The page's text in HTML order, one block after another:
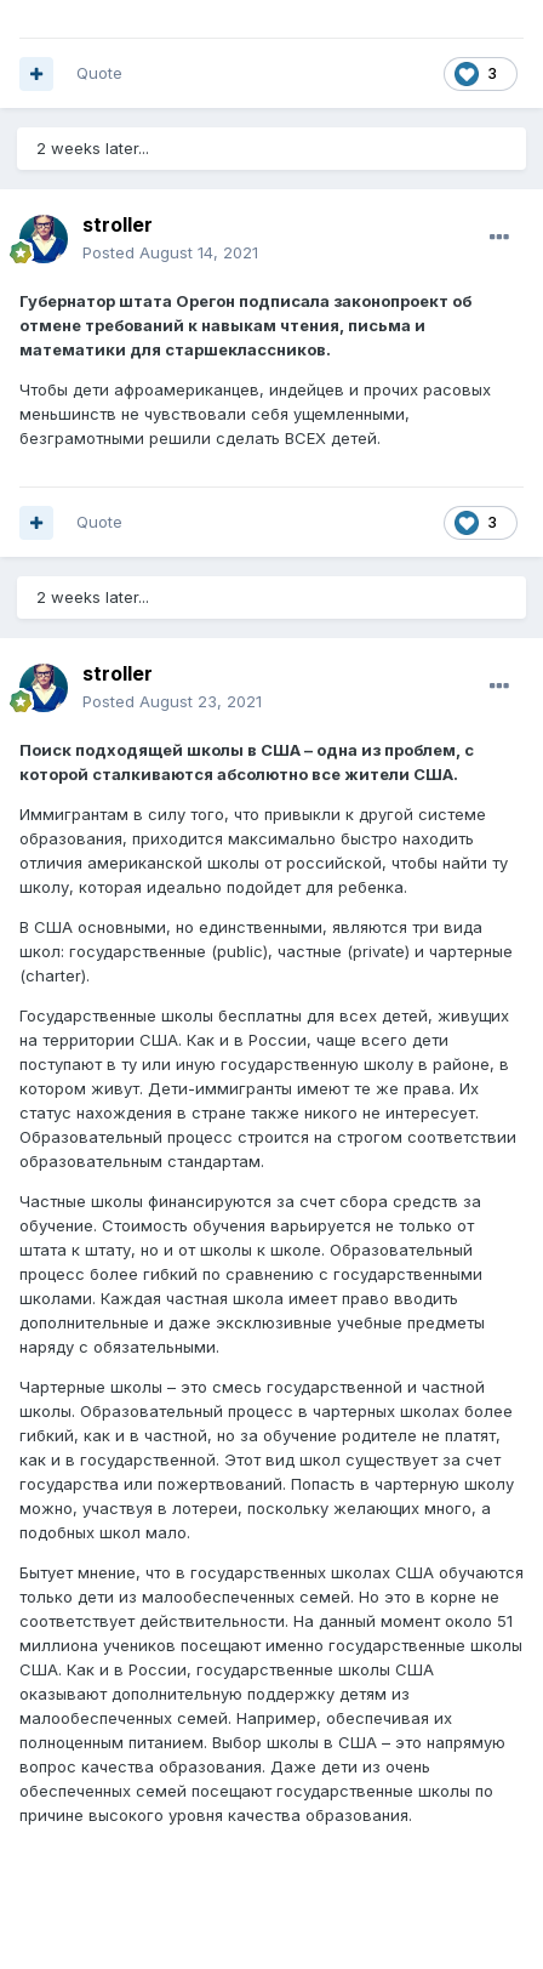
3
Quote
2 weeks later...
stroller
Posted August 14, 2021
Губернатор штата Орегон подписала законопроект об
отмене требований к навыкам чтения, письма и
математики для старшеклассников.
Чтобы дети афроамериканцев, индейцев и прочих расовых
меньшинств не чувствовали себя ущемленными,
безграмотными решили сделать ВСЕХ детей.
3
Quote
2 weeks later...
stroller
Posted August 23, 2021
Поиск подходящей школы в США – одна из проблем, с
которой сталкиваются абсолютно все жители США.
Иммигрантам в силу того, что привыкли к другой системе
образования, приходится максимально быстро находить
отличия американской школы от российской, чтобы найти ту
школу, которая идеально подойдет для ребенка.
В США основными, но единственными, являются три вида
школ: государственные (public), частные (private) и чартерные
(charter).
Государственные школы бесплатны для всех детей, живущих
на территории США. Как и в России, чаще всего дети
поступают в ту или иную государственную школу в районе, в
котором живут. Дети-иммигранты имеют те же права. Их
статус нахождения в стране также никого не интересует.
Образовательный процесс строится на строгом соответствии
образовательным стандартам.
Частные школы финансируются за счет сбора средств за
обучение. Стоимость обучения варьируется не только от
штата к штату, но и от школы к школе. Образовательный
процесс более гибкий по сравнению с государственными
школами. Каждая частная школа имеет право вводить
дополнительные и даже эксклюзивные учебные предметы
наряду с обязательными.
Чартерные школы – это смесь государственной и частной
школы. Образовательный процесс в чартерных школах более
гибкий, как и в частной, но за обучение родителе не платят,
как и в государственной. Этот вид школ существует за счет
государства или пожертвований. Попасть в чартерную школу
можно, участвуя в лотереи, поскольку желающих много, а
подобных школ мало.
Бытует мнение, что в государственных школах США обучаются
только дети из малообеспеченных семей. Но это в корне не
соответствует действительности. На данный момент около 51
миллиона учеников посещают именно государственные школы
США. Как и в России, государственные школы США
оказывают дополнительную поддержку детям из
малообеспеченных семей. Например, обеспечивая их
полноценным питанием. Выбор школы в США – это напрямую
вопрос качества образования. Даже дети из очень
обеспеченных семей посещают государственные школы по
причине высокого уровня качества образования.